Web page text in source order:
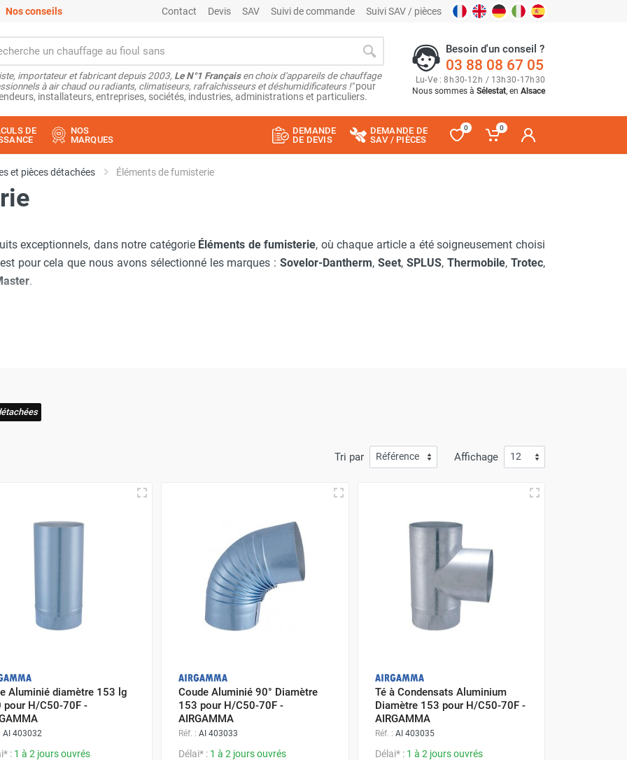
Nos conseils Contact Devis SAV Suivi de commande Suivi SAV / pièces
importateur et fabricant depuis 2003, Le N°1 Françaisen choix d'appareils de chauffage
à air chaud ou radiants, climatiseurs, rafraîchisseurs et déshumidificateurs !"pour
installateurs, entreprises, sociétés, industries, administrations et particuliers.
Besoin d'un conseil ?
03 88 08 67 05
Lu-Ve : 8h30-12h / 13h30-17h30
Nous sommes à Sélestat, en Alsace
DE
NOS
MARQUES
DEMANDE
DE DEVIS
DEMANDE DE
SAV / PIÈCES
0 0
et pièces détachées Éléments de fumisterie
exceptionnels, dans notre catégorie Éléments de fumisterie, où chaque article a été soigneusement choisi
pour cela que nous avons sélectionné les marques : Sovelor-Dantherm, Seet, SPLUS, Thermobile, Trotec,
.
Tri par Affichage
Aluminié diamètre 153 lg
pour H/C50-70F -
AI 403032
: 1 à 2 jours ouvrés
Coude Aluminié 90° Diamètre
153 pour H/C50-70F -
AIRGAMMA
Réf. : AI 403033
Délai* : 1 à 2 jours ouvrés
Té à Condensats Aluminium
Diamètre 153 pour H/C50-70F -
AIRGAMMA
Réf. : AI 403035
Délai* : 1 à 2 jours ouvrés